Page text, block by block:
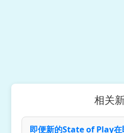
相关
即便新的State of Play在